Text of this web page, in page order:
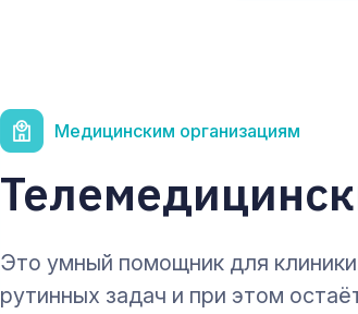
Медицинским организациям
Это умный помощник для
рутинных задач и при этом